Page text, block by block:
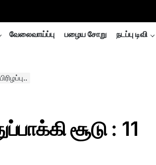
வேலைவாய்ப்பு பழைய சோறு நடப்பு டிவி
சூடு : 11